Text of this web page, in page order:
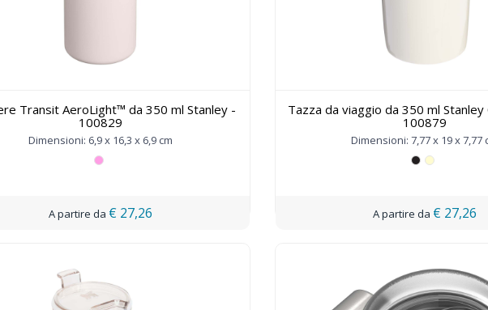
Transit AeroLight™ da 350 ml Stanley -
100829
Dimensioni: 6,9 x 16,3 x 6,9 cm
€ 27,26
Tazza da viaggio da 350 ml
100879
Dimensioni: 7,77 x 19 x 7,77
€ 27,26